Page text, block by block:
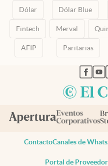
Dólar Dólar Blue
Fintech Merval
AFIP Paritarias
abre
ContactoCanales de
Portal de